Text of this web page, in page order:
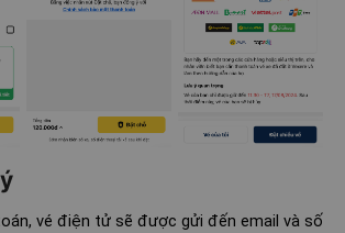
vé điện tử sẽ được gửi đến email và số